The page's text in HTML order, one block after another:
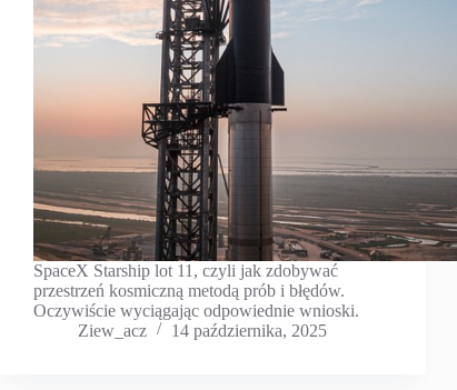
SpaceX Starship lot 11, czyli jak zdobywać
przestrzeń kosmiczną metodą prób i błędów.
Oczywiście wyciągając odpowiednie wnioski.
Ziew_acz
14 października, 2025